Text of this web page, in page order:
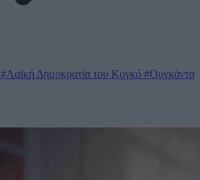
#Λαϊκή Δημοκρατία του Κογκό #Ουγκάντα